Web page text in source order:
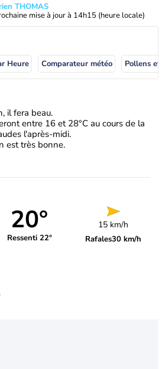
THOMAS
mise à jour à 14h15 (heure locale)
Heure Comparateur météo Pollens
il fera beau.
entre 16 et 28°C au cours de la
l'après-midi.
est très bonne.
20°
Ressenti 22°
15 km/h
Rafales30 km/h